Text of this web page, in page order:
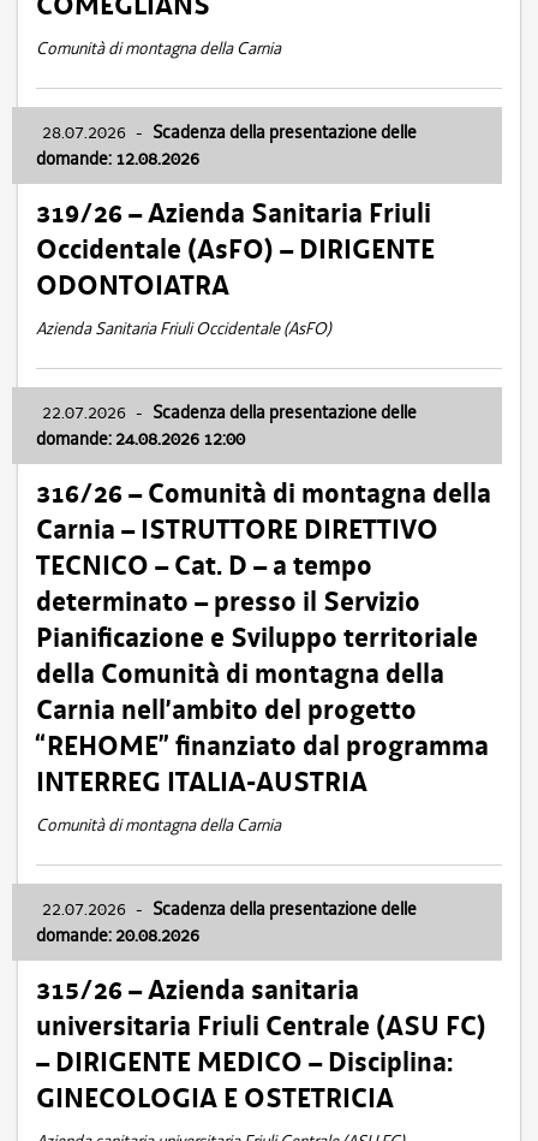
Comunità di montagna della Carnia
28.07.2026 - Scadenza della presentazione delle
domande: 12.08.2026
319/26 – Azienda Sanitaria Friuli
Occidentale (AsFO) – DIRIGENTE
ODONTOIATRA
Azienda Sanitaria Friuli Occidentale (AsFO)
22.07.2026 - Scadenza della presentazione delle
domande: 24.08.2026 12:00
316/26 – Comunità di montagna della
Carnia – ISTRUTTORE DIRETTIVO
TECNICO – Cat. D – a tempo
determinato – presso il Servizio
Pianificazione e Sviluppo territoriale
della Comunità di montagna della
Carnia nell’ambito del progetto
“REHOME” finanziato dal programma
INTERREG ITALIA-AUSTRIA
Comunità di montagna della Carnia
22.07.2026 - Scadenza della presentazione delle
domande: 20.08.2026
315/26 – Azienda sanitaria
universitaria Friuli Centrale (ASU FC)
– DIRIGENTE MEDICO – Disciplina:
GINECOLOGIA E OSTETRICIA